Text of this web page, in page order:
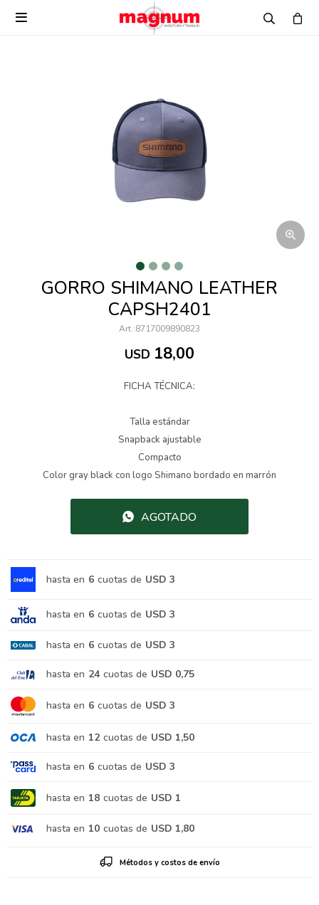

GORRO SHIMANO LEATHER
CAPSH2401
8717009890823
USD 18,00
FICHA TÉCNICA:
Talla estándar
Snapback ajustable
Compacto
Color gray black con logo Shimano bordado en marrón
AGOTADO
hasta en 6 cuotas de USD 3
hasta en 6 cuotas de USD 3
hasta en 6 cuotas de USD 3
hasta en 24 cuotas de USD 0,75
hasta en 6 cuotas de USD 3
hasta en 12 cuotas de USD 1,50
hasta en 6 cuotas de USD 3
hasta en 18 cuotas de USD 1
hasta en 10 cuotas de USD 1,80
Métodos y costos de envío